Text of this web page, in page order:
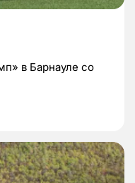
в Барнауле со